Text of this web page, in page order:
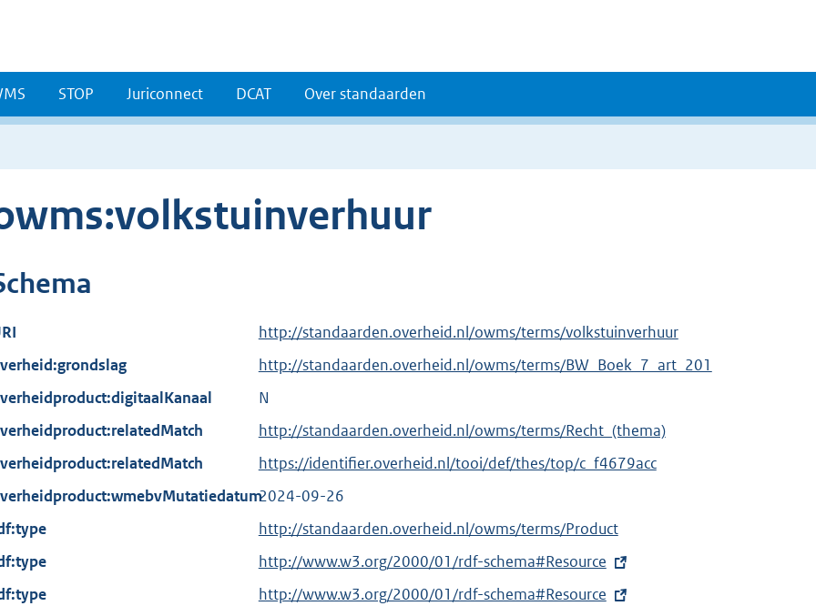
STOP Juriconnect DCAT Over standaarden
http://standaarden.overheid.nl/owms/terms/volkstuinverhuur
http://standaarden.overheid.nl/owms/terms/BW_Boek_7_art_201
N
http://standaarden.overheid.nl/owms/terms/Recht_(thema)
https://identifier.overheid.nl/tooi/def/thes/top/c_f4679acc
2024-09-26
http://standaarden.overheid.nl/owms/terms/Product
E
x
http://www.w3.org/2000/01/rdf-schema#Resource
E
http://www.w3.org/2000/01/rdf-schema#Resource